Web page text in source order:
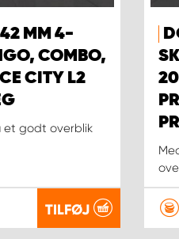
MM 4-
COMBO,
CITY L2
et godt overblik
TILFØJ